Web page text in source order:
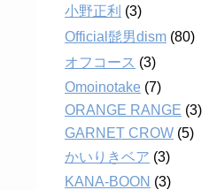
小野正利 (3)
Official髭男dism (80)
オフコース (3)
Omoinotake (7)
ORANGE RANGE (3)
GARNET CROW (5)
かいりきベア (3)
KANA-BOON (3)